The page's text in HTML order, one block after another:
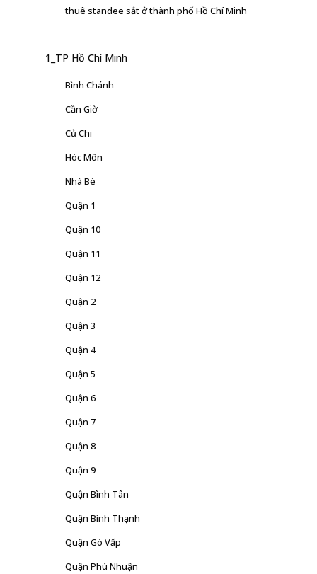
thuê standee sắt ở thành phố Hồ Chí Minh
1_TP Hồ Chí Minh
Bình Chánh
Cần Giờ
Củ Chi
Hóc Môn
Nhà Bè
Quận 1
Quận 10
Quận 11
Quận 12
Quận 2
Quận 3
Quận 4
Quận 5
Quận 6
Quận 7
Quận 8
Quận 9
Quận Bình Tân
Quận Bình Thạnh
Quận Gò Vấp
Quận Phú Nhuận